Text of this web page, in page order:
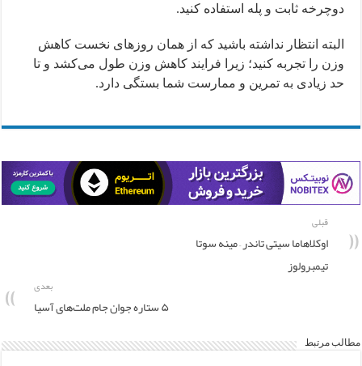
دوچرخه ثابت و پله استفاده کنید.
البته انتظار نداشته باشید که از همان روزهای نخست کاهش
وزن را تجربه کنید؛ زیرا فرایند کاهش وزن طول می‌کشد و تا
حد زیادی به تمرین و ممارست شما بستگی دارد.
قبلی
اوکلاهاما سیتی تاندر – مینه سوتا
تیمبرولوز
بعدی
۵ ستاره جوان جام ملت‌های آسیا
مطالب مرتبط